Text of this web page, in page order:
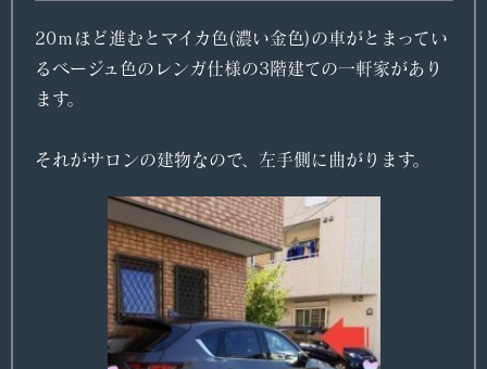
20ｍほど進むとマイカ色(濃い金色)の車がとまってい
るベージュ色のレンガ仕様の3階建ての一軒家があり
ます。
それがサロンの建物なので、左手側に曲がります。